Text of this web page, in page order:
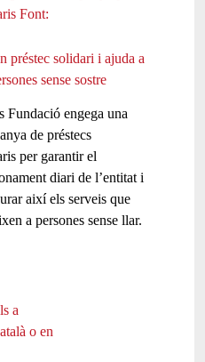
préstec solidari i ajuda a
sense sostre
Fundació engega una
de préstecs
per garantir el
diari de l’entitat i
així els serveis que
a persones sense llar.
a
o en